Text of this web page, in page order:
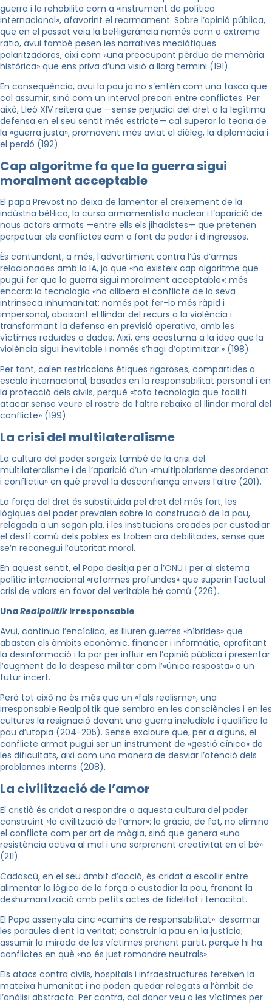
guerra i la rehabilita com a «instrument de política
internacional», afavorint el rearmament. Sobre l’opinió pública,
que en el passat veia la bel·ligerància només com a extrema
ratio, avui també pesen les narratives mediàtiques
polaritzadores, així com «una preocupant pèrdua de memòria
històrica» que ens priva d’una visió a llarg termini (191).
En conseqüència, avui la pau ja no s’entén com una tasca que
cal assumir, sinó com un interval precari entre conflictes. Per
això, Lleó XIV reitera que —sense perjudici del dret a la legítima
defensa en el seu sentit més estricte— cal superar la teoria de
la «guerra justa», promovent més aviat el diàleg, la diplomàcia i
el perdó (192).
Cap algoritme fa que la guerra sigui
moralment acceptable
El papa Prevost no deixa de lamentar el creixement de la
indústria bèl·lica, la cursa armamentista nuclear i l’aparició de
nous actors armats —entre ells els jihadistes— que pretenen
perpetuar els conflictes com a font de poder i d’ingressos.
És contundent, a més, l’advertiment contra l’ús d’armes
relacionades amb la IA, ja que «no existeix cap algoritme que
pugui fer que la guerra sigui moralment acceptable»; més
encara: la tecnologia «no allibera el conflicte de la seva
intrínseca inhumanitat: només pot fer-lo més ràpid i
impersonal, abaixant el llindar del recurs a la violència i
transformant la defensa en previsió operativa, amb les
víctimes reduïdes a dades. Així, ens acostuma a la idea que la
violència sigui inevitable i només s’hagi d’optimitzar.» (198).
Per tant, calen restriccions ètiques rigoroses, compartides a
escala internacional, basades en la responsabilitat personal i en
la protecció dels civils, perquè «tota tecnologia que faciliti
atacar sense veure el rostre de l’altre rebaixa el llindar moral del
conflicte» (199).
La crisi del multilateralisme
La cultura del poder sorgeix també de la crisi del
multilateralisme i de l’aparició d’un «multipolarisme desordenat
i conflictiu» en què preval la desconfiança envers l’altre (201).
La força del dret és substituïda pel dret del més fort; les
lògiques del poder prevalen sobre la construcció de la pau,
relegada a un segon pla, i les institucions creades per custodiar
el destí comú dels pobles es troben ara debilitades, sense que
se’n reconegui l’autoritat moral.
En aquest sentit, el Papa desitja per a l’ONU i per al sistema
polític internacional «reformes profundes» que superin l’actual
crisi de valors en favor del veritable bé comú (226).
UnaRealpolitik irresponsable
Avui, continua l’encíclica, es lliuren guerres «híbrides» que
abasten els àmbits econòmic, financer i informàtic, aprofitant
la desinformació i la por per influir en l’opinió pública i presentar
l’augment de la despesa militar com l’«única resposta» a un
futur incert.
Però tot això no és més que un «fals realisme», una
irresponsable Realpolitik que sembra en les consciències i en les
cultures la resignació davant una guerra ineludible i qualifica la
pau d’utopia (204-205). Sense excloure que, per a alguns, el
conflicte armat pugui ser un instrument de «gestió cínica» de
les dificultats, així com una manera de desviar l’atenció dels
problemes interns (208).
La civilització de l’amor
El cristià és cridat a respondre a aquesta cultura del poder
construint «la civilització de l’amor»: la gràcia, de fet, no elimina
el conflicte com per art de màgia, sinó que genera «una
resistència activa al mal i una sorprenent creativitat en el bé»
(211).
Cadascú, en el seu àmbit d’acció, és cridat a escollir entre
alimentar la lògica de la força o custodiar la pau, frenant la
deshumanització amb petits actes de fidelitat i tenacitat.
El Papa assenyala cinc «camins de responsabilitat»: desarmar
les paraules dient la veritat; construir la pau en la justícia;
assumir la mirada de les víctimes prenent partit, perquè hi ha
conflictes en què «no és just romandre neutrals».
Els atacs contra civils, hospitals i infraestructures fereixen la
mateixa humanitat i no poden quedar relegats a l’àmbit de
l’anàlisi abstracta. Per contra, cal donar veu a les víctimes per